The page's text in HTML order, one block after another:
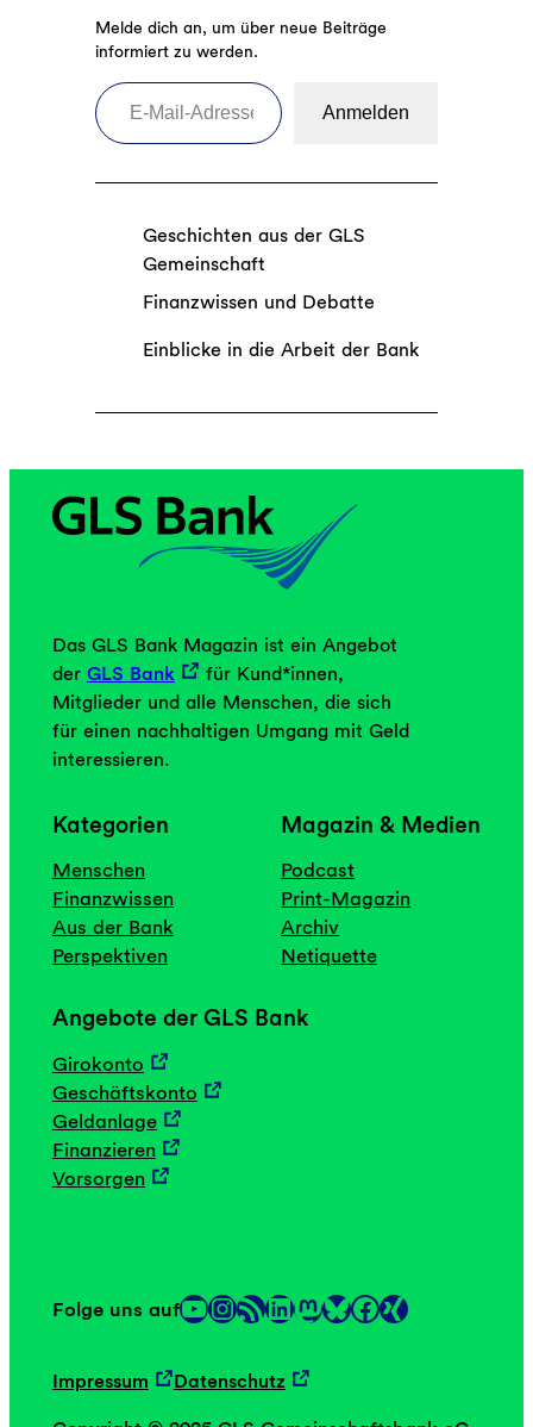
Melde dich an, um über neue Beiträge
informiert zu werden.
E-Mail-Adresse eingeben
Anmelden
Geschichten aus der GLS
Gemeinschaft
Finanzwissen und Debatte
Einblicke in die Arbeit der Bank
Das GLS Bank Magazin ist ein Angebot
der GLS Bank
für Kund*innen,
Mitglieder und alle Menschen, die sich
für einen nachhaltigen Umgang mit Geld
interessieren.
Kategorien
Menschen
Finanzwissen
Aus der Bank
Perspektiven
Magazin & Medien
Podcast
Print-Magazin
Archiv
Netiquette
Angebote der GLS Bank
Girokonto
Geschäftskonto
Geldanlage
Finanzieren
Vorsorgen
Folge uns aufYouTube InstagramRSS-Feed LinkedIn Mastodon Link Facebook Link
Impressum Datenschutz